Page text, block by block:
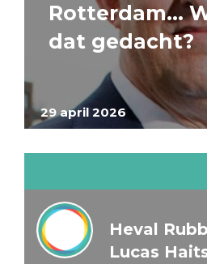
29 april 2026
Rotterdam…
dat gedacht?
Heval
Lucas